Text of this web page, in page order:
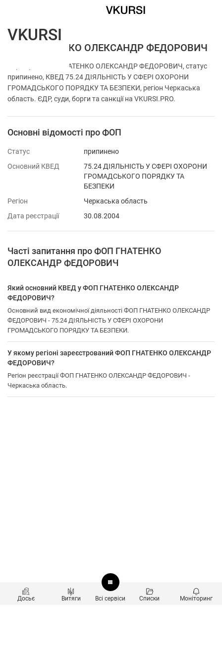
ФОП ГНАТЕНКО ОЛЕКСАНДР ФЕДОРОВИЧ
Перевірка ФОП ГНАТЕНКО ОЛЕКСАНДР ФЕДОРОВИЧ, статус
припинено, КВЕД 75.24 ДІЯЛЬНІСТЬ У СФЕРІ ОХОРОНИ
ГРОМАДСЬКОГО ПОРЯДКУ ТА БЕЗПЕКИ, регіон Черкаська
область. ЄДР, суди, борги та санкції на VKURSI.PRO.
Основні відомості про ФОП
Статус
припинено
Основний КВЕД
75.24 ДІЯЛЬНІСТЬ У СФЕРІ ОХОРОНИ
ГРОМАДСЬКОГО ПОРЯДКУ ТА
БЕЗПЕКИ
Регіон
Черкаська область
Дата реєстрації
30.08.2004
Часті запитання про ФОП ГНАТЕНКО
ОЛЕКСАНДР ФЕДОРОВИЧ
Який основний КВЕД у ФОП ГНАТЕНКО ОЛЕКСАНДР
ФЕДОРОВИЧ?
Основний вид економічної діяльності ФОП ГНАТЕНКО ОЛЕКСАНДР
ФЕДОРОВИЧ - 75.24 ДІЯЛЬНІСТЬ У СФЕРІ ОХОРОНИ
ГРОМАДСЬКОГО ПОРЯДКУ ТА БЕЗПЕКИ.
У якому регіоні зареєстрований ФОП ГНАТЕНКО ОЛЕКСАНДР
ФЕДОРОВИЧ?
Регіон реєстрації ФОП ГНАТЕНКО ОЛЕКСАНДР ФЕДОРОВИЧ -
Черкаська область.
Досьє Витяги Всі сервіси Списки Моніторинг
VKURSI